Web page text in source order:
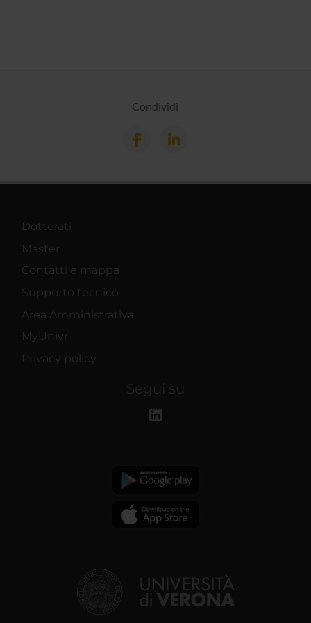
Condividi
Dottorati
Master
Contatti e mappa
Supporto tecnico
Area Amministrativa
MyUnivr
Privacy policy
Segui su